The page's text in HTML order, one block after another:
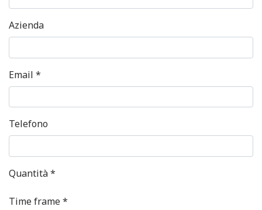
Azienda
Email *
Telefono
Quantità *
Time frame *